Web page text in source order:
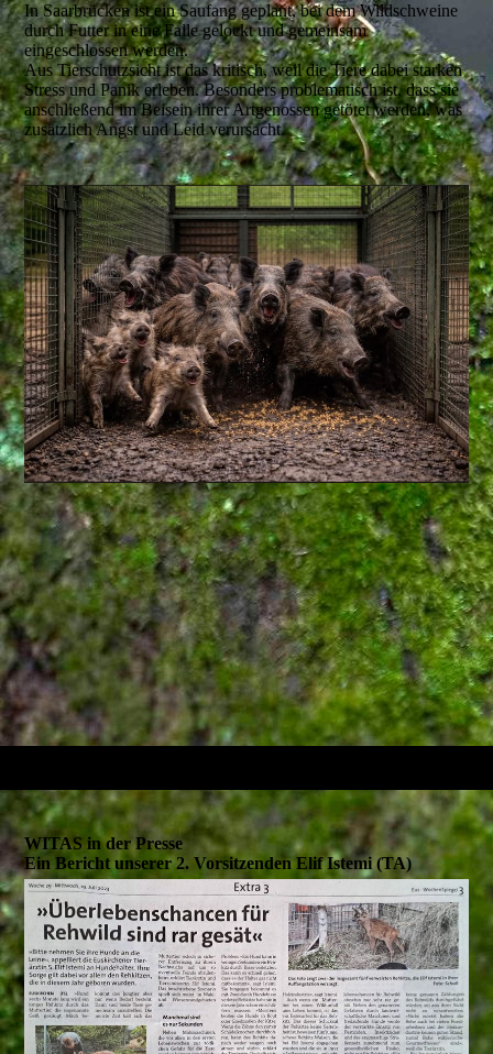
In Saarbrücken ist ein Saufang geplant, bei dem Wildschweine
durch Futter in eine Falle gelockt und gemeinsam
eingeschlossen werden.
Aus Tierschutzsicht ist das kritisch, weil die Tiere dabei starken
Stress und Panik erleben. Besonders problematisch ist, dass sie
anschließend im Beisein ihrer Artgenossen getötet werden, was
zusätzlich Angst und Leid verursacht.
WITAS in der Presse
Ein Bericht unserer 2. Vorsitzenden Elif Istemi (TA)